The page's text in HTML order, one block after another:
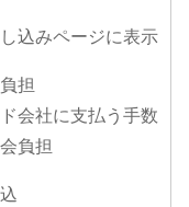
込みページに表示
担
会社に支払う手数
負担